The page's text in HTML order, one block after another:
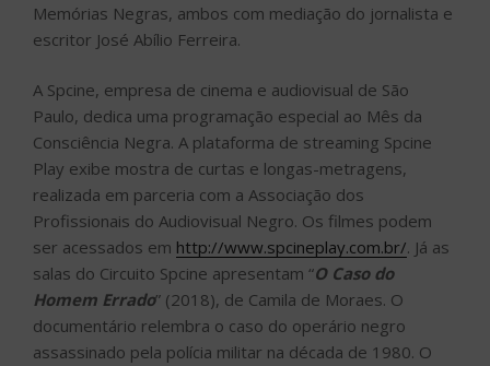
Memórias Negras, ambos com mediação do jornalista e
escritor José Abílio Ferreira.
A Spcine, empresa de cinema e audiovisual de São
Paulo, dedica uma programação especial ao Mês da
Consciência Negra. A plataforma de streaming Spcine
Play exibe mostra de curtas e longas-metragens,
realizada em parceria com a Associação dos
Profissionais do Audiovisual Negro. Os filmes podem
ser acessados em http://www.spcineplay.com.br/. Já as
salas do Circuito Spcine apresentam “O Caso do
Homem Errado” (2018), de Camila de Moraes. O
documentário relembra o caso do operário negro
assassinado pela polícia militar na década de 1980. O